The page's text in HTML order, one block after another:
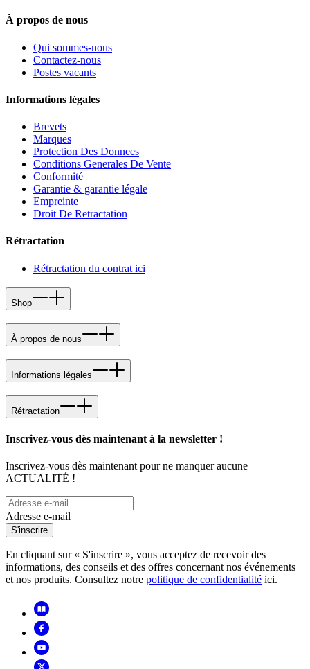
À propos de nous
Qui sommes-nous
Contactez-nous
Postes vacants
Informations légales
Brevets
Marques
Protection Des Donnees
Conditions Generales De Vente
Conformité
Garantie & garantie légale
Empreinte
Droit De Retractation
Rétractation
Rétractation du contrat ici
Shop
À propos de nous
Informations légales
Rétractation
Inscrivez-vous dès maintenant à la newsletter !
Inscrivez-vous dès maintenant pour ne manquer aucune
ACTUALITÉ !
Adresse e-mail
S'inscrire
En cliquant sur « S'inscrire », vous acceptez de recevoir des
informations, des conseils et des offres concernant nos événements
et nos produits. Consultez notre politique de confidentialité ici.